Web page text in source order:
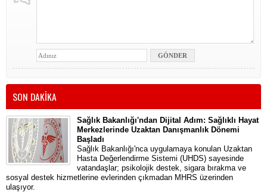
SON DAKİKA
Sağlık Bakanlığı'ndan Dijital Adım: Sağlıklı Hayat
Merkezlerinde Uzaktan Danışmanlık Dönemi
Başladı
Sağlık Bakanlığı'nca uygulamaya konulan Uzaktan
Hasta Değerlendirme Sistemi (UHDS) sayesinde
vatandaşlar; psikolojik destek, sigara bırakma ve
sosyal destek hizmetlerine evlerinden çıkmadan MHRS üzerinden
ulaşıyor.